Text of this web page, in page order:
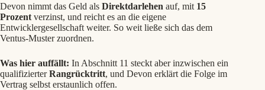
Devon nimmt das Geld als Direktdarlehen auf, mit 15
Prozent verzinst, und reicht es an die eigene
Entwicklergesellschaft weiter. So weit ließe sich das dem
Ventus-Muster zuordnen.
Was hier auffällt: In Abschnitt 11 steckt aber inzwischen ein
qualifizierterRangrücktritt, und Devon erklärt die Folge im
Vertrag selbst erstaunlich offen.